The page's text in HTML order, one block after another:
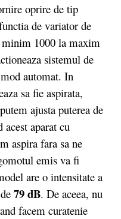
oprire de tip
de variator de
1000 la maxim
sistemul de
automat. In
sa fie aspirata,
ajusta puterea de
aparat cu
aspira fara sa ne
emis va fi
are o intensitate a
79 dB. De aceea, nu
facem curatenie